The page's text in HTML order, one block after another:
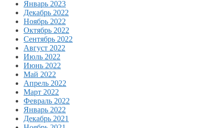
Январь 2023
Декабрь 2022
Ноябрь 2022
Октябрь 2022
Сентябрь 2022
Август 2022
Июль 2022
Июнь 2022
Май 2022
Апрель 2022
Март 2022
Февраль 2022
Январь 2022
Декабрь 2021